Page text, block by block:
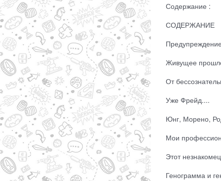
Содержание :
СОДЕРЖАНИЕ
Живущее
От
Уже Фрейд....
Юнг, Морено,
Мои
Этот
Генограмма и